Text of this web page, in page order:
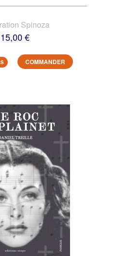
Spinoza
15,00 €
COMMANDER